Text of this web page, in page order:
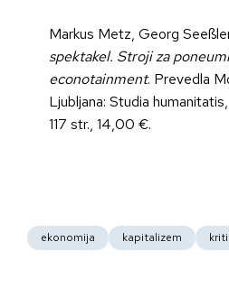
Markus Metz, Georg
spektakel. Stroji za
econotainment. Prevedla
Ljubljana: Studia
117 str., 14,00 €.
ekonomija kapitalizem